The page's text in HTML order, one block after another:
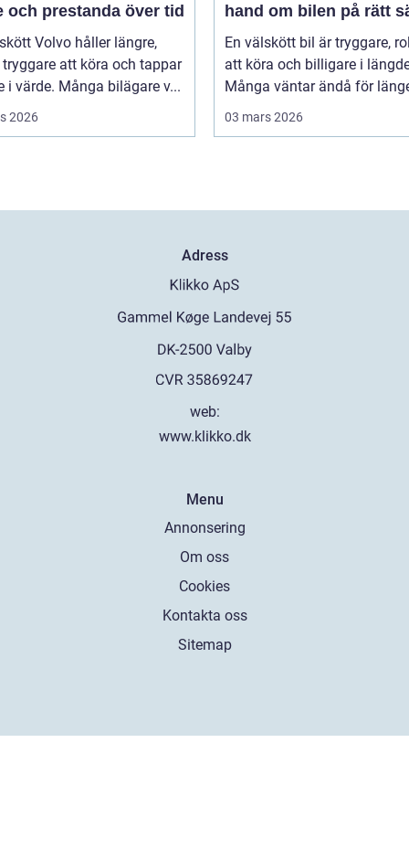
och prestanda över tid
Volvo håller längre,
att köra och tappar
i värde. Många bilägare v...
2026
hand om bilen på rätt
En välskött bil är tryggare,
att köra och billigare i
Många väntar ändå för
03 mars 2026
Adress
web:
www.klikko.dk
Menu
Annonsering
Om oss
Cookies
Kontakta oss
Sitemap